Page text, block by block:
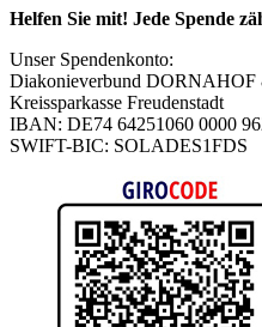
Helfen Sie mit! Jede Spende
Unser Spendenkonto:
Diakonieverbund
Kreissparkasse Freudenstadt
IBAN: DE74 64251060 0000
SWIFT-BIC: SOLADES1FDS